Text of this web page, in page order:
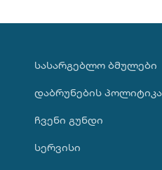
ᲡᲐᲡᲐᲠᲒᲔᲑᲚᲝ ᲑᲛᲣᲚᲔᲑᲘ
დაბრუნების პოლიტიკა
ჩვენი გუნდი
სერვისი